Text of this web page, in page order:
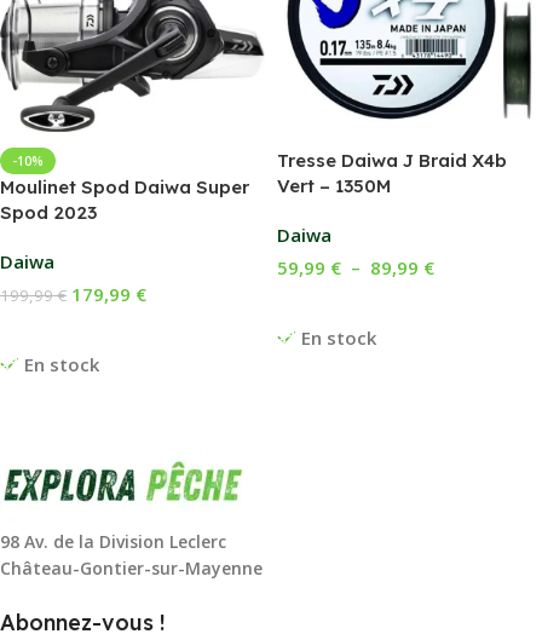
-10%
Moulinet Spod Daiwa Super
Spod 2023
Daiwa
En stock
199,99€ 179,99 €
Tresse Daiwa J Braid X4b
Vert – 1350M
Daiwa
En stock
59,99 € – 89,99 €
98 Av. de la Division Leclerc
Château-Gontier-sur-Mayenne
Abonnez-vous !